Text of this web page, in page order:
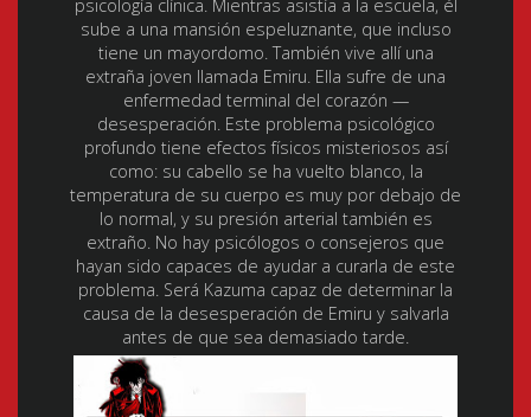
psicología clínica. Mientras asistía a la escuela, él
sube a una mansión espeluznante, que incluso
tiene un mayordomo. También vive allí una
extraña joven llamada Emiru. Ella sufre de una
enfermedad terminal del corazón —
desesperación. Este problema psicológico
profundo tiene efectos físicos misteriosos así
como: su cabello se ha vuelto blanco, la
temperatura de su cuerpo es muy por debajo de
lo normal, y su presión arterial también es
extraño. No hay psicólogos o consejeros que
hayan sido capaces de ayudar a curarla de este
problema. Será Kazuma capaz de determinar la
causa de la desesperación de Emiru y salvarla
antes de que sea demasiado tarde.